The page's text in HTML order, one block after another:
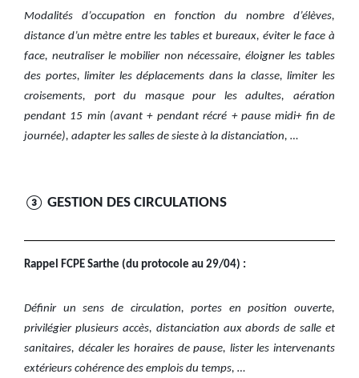
Modalités d’occupation en fonction du nombre d’élèves,
distance d’un mètre entre les tables et bureaux, éviter le face à
face, neutraliser le mobilier non nécessaire, éloigner les tables
des portes, limiter les déplacements dans la classe, limiter les
croisements, port du masque pour les adultes, aération
pendant 15 min (avant + pendant récré + pause midi+ fin de
journée), adapter les salles de sieste à la distanciation, …
③ GESTION DES CIRCULATIONS
Rappel FCPE Sarthe (du protocole au 29/04) :
Définir un sens de circulation, portes en position ouverte,
privilégier plusieurs accès, distanciation aux abords de salle et
sanitaires, décaler les horaires de pause, lister les intervenants
extérieurs cohérence des emplois du temps, …